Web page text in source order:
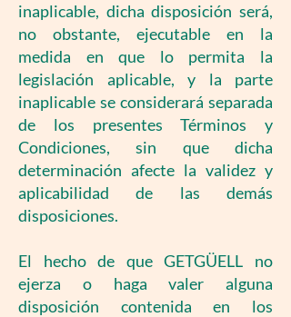
inaplicable, dicha disposición será,
no obstante, ejecutable en la
medida en que lo permita la
legislación aplicable, y la parte
inaplicable se considerará separada
de los presentes Términos y
Condiciones, sin que dicha
determinación afecte la validez y
aplicabilidad de las demás
disposiciones.
El hecho de que GETGÜELL no
ejerza o haga valer alguna
disposición contenida en los